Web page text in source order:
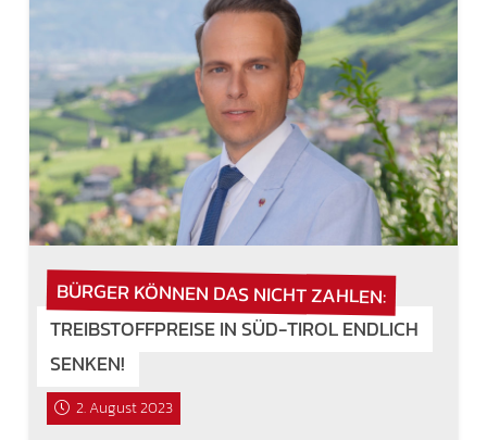
BÜRGER KÖNNEN DAS NICHT ZAHLEN:
TREIBSTOFFPREISE IN SÜD-TIROL ENDLICH
SENKEN!
2. August 2023